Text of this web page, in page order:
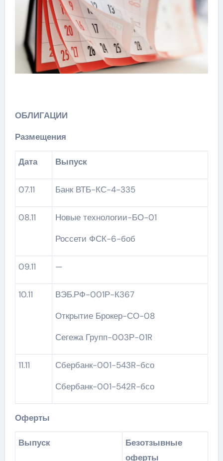
ОБЛИГАЦИИ
Размещения
Дата Выпуск
07.11 Банк ВТБ-КС-4-335
08.11
Новые технологии-БО-01
Россети ФСК-6-боб
09.11 —
10.11
ВЭБ.РФ-001Р-К367
Открытие Брокер-СО-08
Сегежа Групп-003Р-01R
11.11
Сбербанк-001-543R-бсо
Сбербанк-001-542R-бсо
Оферты
Выпуск
Безотзывные
оферты